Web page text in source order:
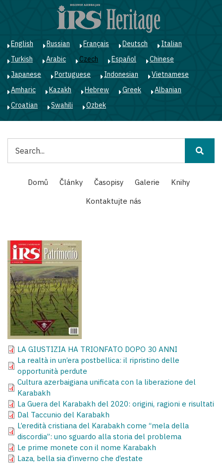
English Russian Français Deutsch
Italian
Turkish
Arabic Czech Español
Chinese
Japanese
Portuguese Indonesian
Vietnamese
Amharic
Kazakh Hebrew Greek
Albanian
Croatian
Swahili Ozbek
Main
navigation
Domů Články Časopisy Galerie
Knihy
Kontaktujte nás
LA GIUSTIZIA HA TRIONFATO DOPO 30 ANNI
La realtà in un’era postbellica: il ripristino delle
opportunità perdute
Cultura azerbaigiana unificata con la liberazione del
Karabakh
La Guera del Karabakh del 2020: origini, ragioni e risultati
Dal Taccunio del Karabakh
L’eredità cristiana del Karabakh come “mela della
discordia”: uno sguardo alla storia del problema
Le prime monete con il nome Karabakh
Laza, bella sia d’inverno che d’estate